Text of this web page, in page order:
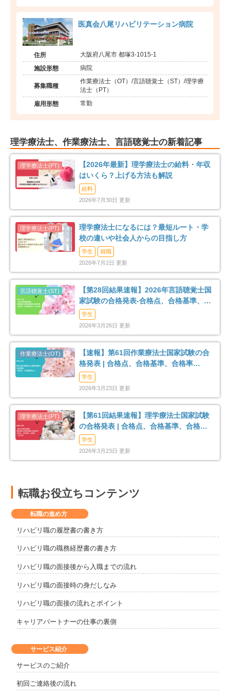
医真会八尾リハビリテーション病院
住所 大阪府八尾市 都塚3-1015-1
施設形態 病院
募集職種
作業療法士（OT）/言語聴覚士（ST）/理学療
法士（PT）
雇用形態 常勤
理学療法士、作業療法士、言語聴覚士の新着記事
【2026年最新】理学療法士の給料・年収
はいくら？上げる方法も解説
給料
2026年7月30日 更新
理学療法士になるには？最短ルート・学
校の違いや社会人からの目指し方
学生
就職
2026年7月2日 更新
【第28回結果速報】2026年言語聴覚士国
家試験の合格発表-合格点、合格基準、合
格率など-
学生
2026年3月26日 更新
【速報】第61回作業療法士国家試験の合
格発表 | 合格点、合格基準、合格率
（2026年）
学生
2026年3月23日 更新
【第61回結果速報】理学療法士国家試験
の合格発表 | 合格点、合格基準、合格率
（2026年）
学生
2026年3月23日 更新
転職お役立ちコンテンツ
サービス紹介
サービスのご紹介
初回ご連絡後の流れ
転職の進め方
リハビリ職の履歴書の書き方
リハビリ職の職務経歴書の書き方
リハビリ職の面接後から入職までの流れ
リハビリ職の面接時の身だしなみ
リハビリ職の面接の流れとポイント
キャリアパートナーの仕事の裏側